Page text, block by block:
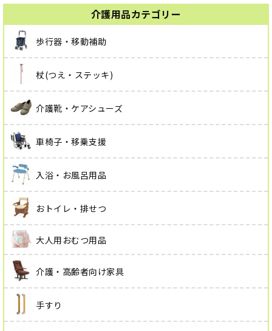
介護用品カテゴリー
歩行器・移動補助
杖(つえ・ステッキ)
介護靴・ケアシューズ
車椅子・移乗支援
入浴・お風呂用品
おトイレ・排せつ
大人用おむつ用品
介護・高齢者向け家具
手すり